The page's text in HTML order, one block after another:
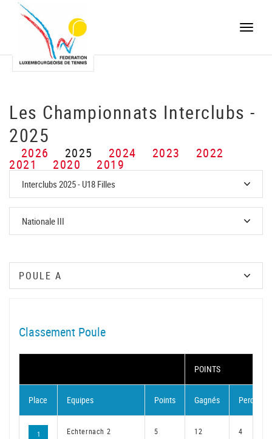
Toggle
Les Championnats Interclubs -
2025
2026 2025 2024 2023 2022
2021 2020 2019
Classement Poule
POINTS
Place Equipes Points Gagnés Perdus
1 Echternach 2 5 12 4